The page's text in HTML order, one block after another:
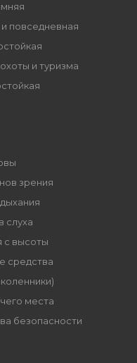
повседневная
и туризма
зрения
слуха
с высоты
средства
места
безопасности